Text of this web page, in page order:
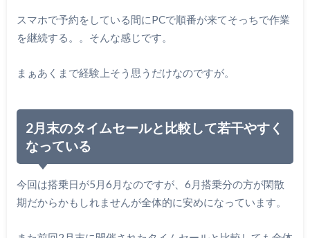
スマホで予約をしている間にPCで順番が来てそっちで作業
を継続する。。そんな感じです。
まぁあくまで経験上そう思うだけなのですが。
2月末のタイムセールと比較して若干やすく
なっている
今回は搭乗日が5月6月なのですが、6月搭乗分の方が閑散
期だからかもしれませんが全体的に安めになっています。